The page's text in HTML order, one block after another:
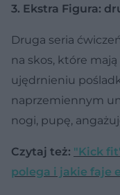
3. Ekstra Figura:
Druga seria
na skos, które
ujędrnieniu
naprzemiennym
nogi, pupę,
Czytaj też: "Kick
polega i jakie faje